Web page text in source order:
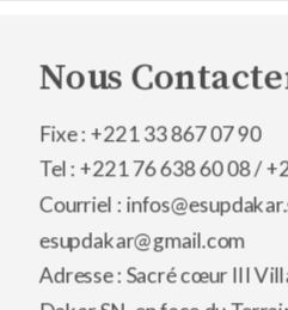
Nous
Fixe : +221 33 867 07 90
Tel : +221 76 638 60 08 /
Courriel :
esupdakar@gmail.com
Adresse : Sacré cœur III